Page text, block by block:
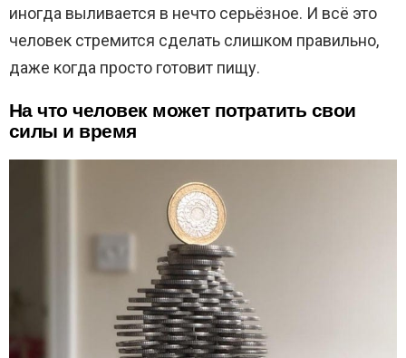
иногда выливается в нечто серьёзное. И всё это
человек стремится сделать слишком правильно,
даже когда просто готовит пищу.
На что человек может потратить свои
силы и время